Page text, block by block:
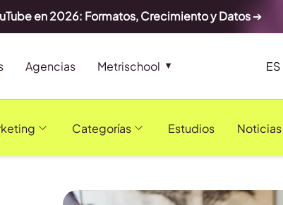
en 2026: Formatos, Crecimiento y Datos➔
Agencias Metrischool
Categorías Estudios Noticias